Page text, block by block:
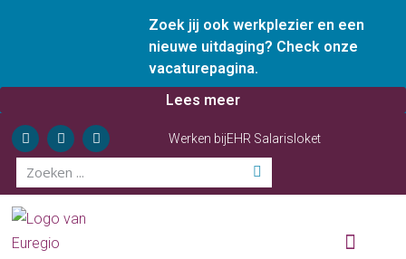
Zoek jij ook werkplezier en een
nieuwe uitdaging? Check onze
vacaturepagina.
Lees meer
Werken bijEHR Salarisloket